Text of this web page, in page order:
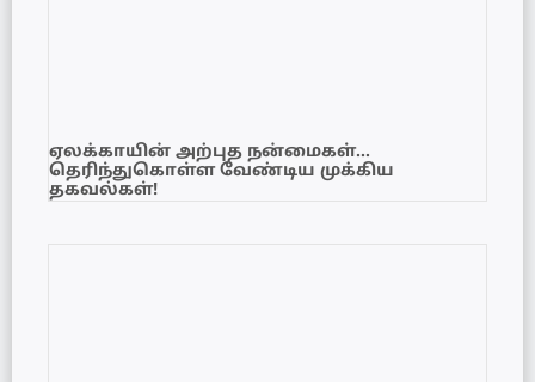
ஏலக்காயின் அற்புத நன்மைகள்…
தெரிந்துகொள்ள வேண்டிய முக்கிய
தகவல்கள்!